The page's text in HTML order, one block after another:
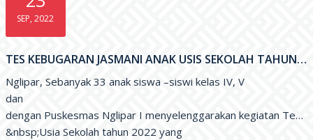
SEP, 2022
TES KEBUGARAN JASMANI ANAK USIS SEKOLAH TAHUN 2022
Nglipar, Sebanyak 33 anak siswa –siswi kelas IV, V
dan
dengan Puskesmas Nglipar I menyelenggarakan kegiatan Tes
&nbsp;Usia Sekolah tahun 2022 yang